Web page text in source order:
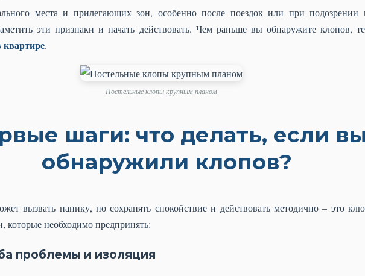
места и прилегающих зон, особенно после поездок или при подозрении
эти признаки и начать действовать. Чем раньше вы обнаружите клопов,
квартире.
Постельные клопы крупным планом
шаги: что делать, если вы
обнаружили клопов?
вызвать панику, но сохранять спокойствие и действовать методично – это
которые необходимо предпринять:
проблемы и изоляция